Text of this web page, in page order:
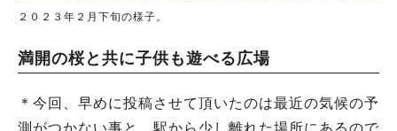
２０２３年２月下旬の様子。
満開の桜と共に子供も遊べる広場
＊今回、早めに投稿させて頂いたのは最近の気候の予
測がつかない事と、駅から少し離れた場所にあるので